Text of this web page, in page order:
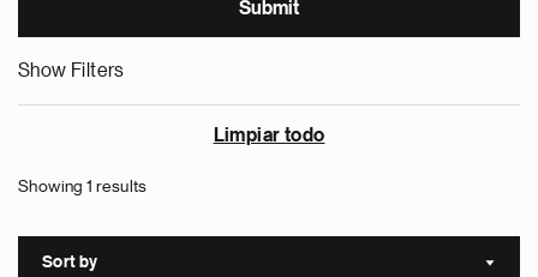
Show Filters
Limpiar todo
Showing 1 results
Sort by Sort